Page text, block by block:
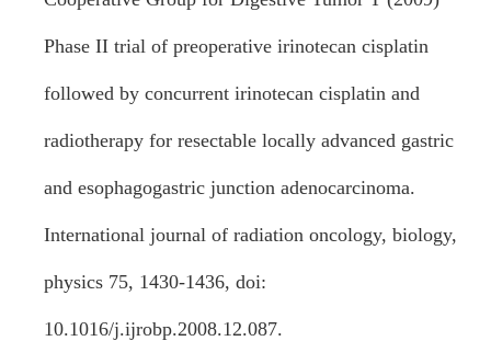
Phase II trial of preoperative irinotecan cisplatin
followed by concurrent irinotecan cisplatin and
radiotherapy for resectable locally advanced gastric
and esophagogastric junction adenocarcinoma.
International journal of radiation oncology, biology,
physics 75, 1430-1436, doi:
10.1016/j.ijrobp.2008.12.087.